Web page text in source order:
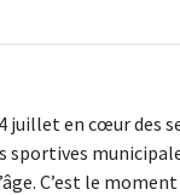
juillet en cœur des
C’est le